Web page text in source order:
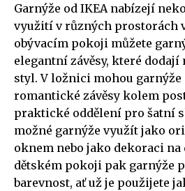
Garnýže od IKEA nabízejí
využití v různých prostorách
obývacím pokoji můžete
elegantní závěsy, které
styl. V ložnici mohou
romantické závěsy kolem
praktické oddělení pro šatní
možné garnýže využít jako
oknem nebo jako dekoraci
dětském pokoji pak garnýže
barevnost, ať už je použijete